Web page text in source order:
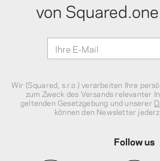
von
Wir (Squared, s.r.o.) verarbeiten Ihre
zum Zweck des Versands relevanter
geltenden Gesetzgebung und unserer
können den Newsletter
Follow us